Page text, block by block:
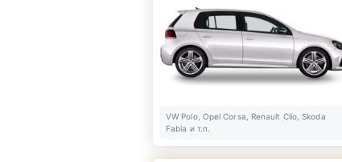
VW Polo, Opel Corsa, Renault Clio, Skoda
Fabia и т.п.